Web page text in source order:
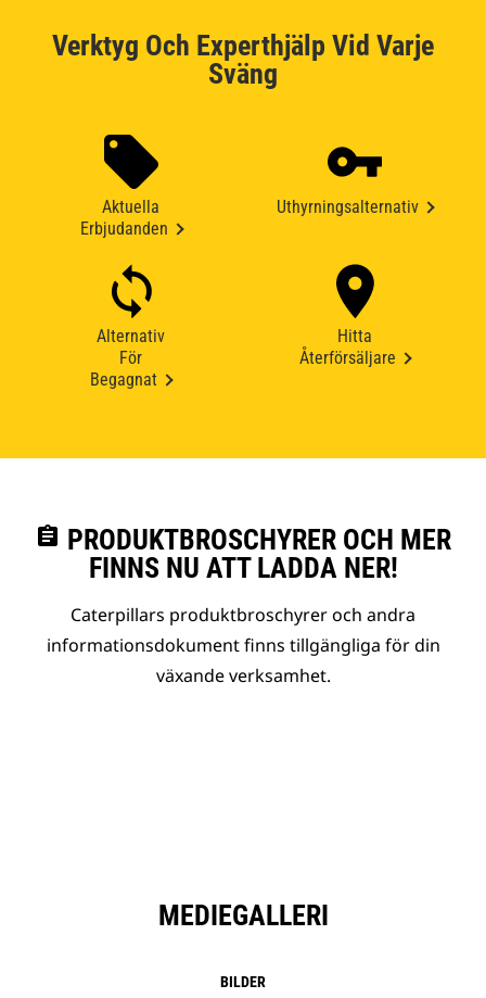
Verktyg Och Experthjälp Vid Varje
Sväng
Aktuella
Erbjudanden
Uthyrningsalternativ
Alternativ
För
Begagnat
Hitta
Återförsäljare
assignment PRODUKTBROSCHYRER OCH MER
FINNS NU ATT LADDA NER!
Caterpillars produktbroschyrer och andra
informationsdokument finns tillgängliga för din
växande verksamhet.
MEDIEGALLERI
BILDER